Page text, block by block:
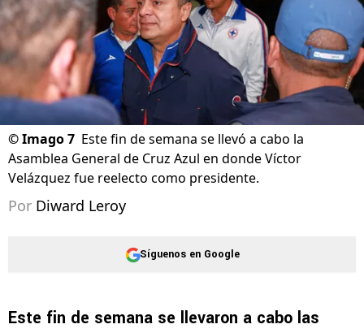
©Imago 7 Este fin de semana se llevó a cabo la
Asamblea General de Cruz Azul en donde Víctor
Velázquez fue reelecto como presidente.
Por Diward Leroy
Síguenos en Google
Este fin de semana se llevaron a cabo las